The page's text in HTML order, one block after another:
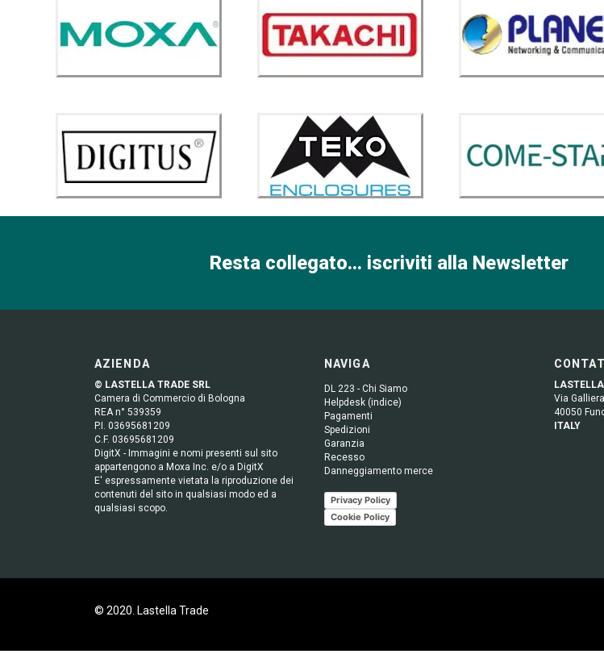
Resta collegato... iscriviti alla Newsletter
AZIENDA
© LASTELLA TRADE SRL
Camera di Commercio di Bologna
REA n° 539359
P.I. 03695681209
C.F. 03695681209
DigitX - Immagini e nomi presenti sul sito
appartengono a Moxa Inc. e/o a DigitX
E' espressamente vietata la riproduzione dei
contenuti del sito in qualsiasi modo ed a
qualsiasi scopo.
NAVIGA
DL 223 - Chi Siamo
Helpdesk (indice)
Pagamenti
Spedizioni
Garanzia
Recesso
Danneggiamento merce
Privacy Policy
Cookie Policy
Via
40050
ITALY
© 2020. Lastella Trade